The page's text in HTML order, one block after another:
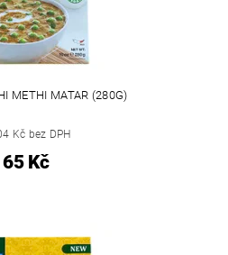
METHI MATAR (280G)
Kč bez DPH
65 Kč